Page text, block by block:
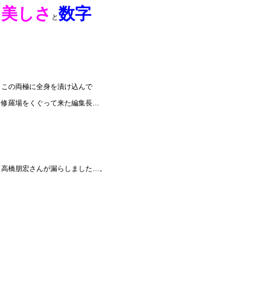
美しさ と数字
この両極に全身を漬け込んで
修羅場をくぐって来た編集長…
高橋朋宏さんが漏らしました…。